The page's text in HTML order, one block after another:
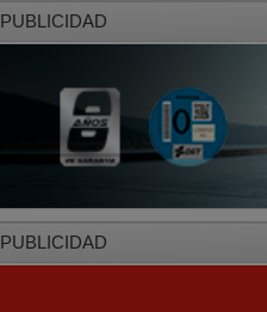
PUBLICIDAD
PUBLICIDAD